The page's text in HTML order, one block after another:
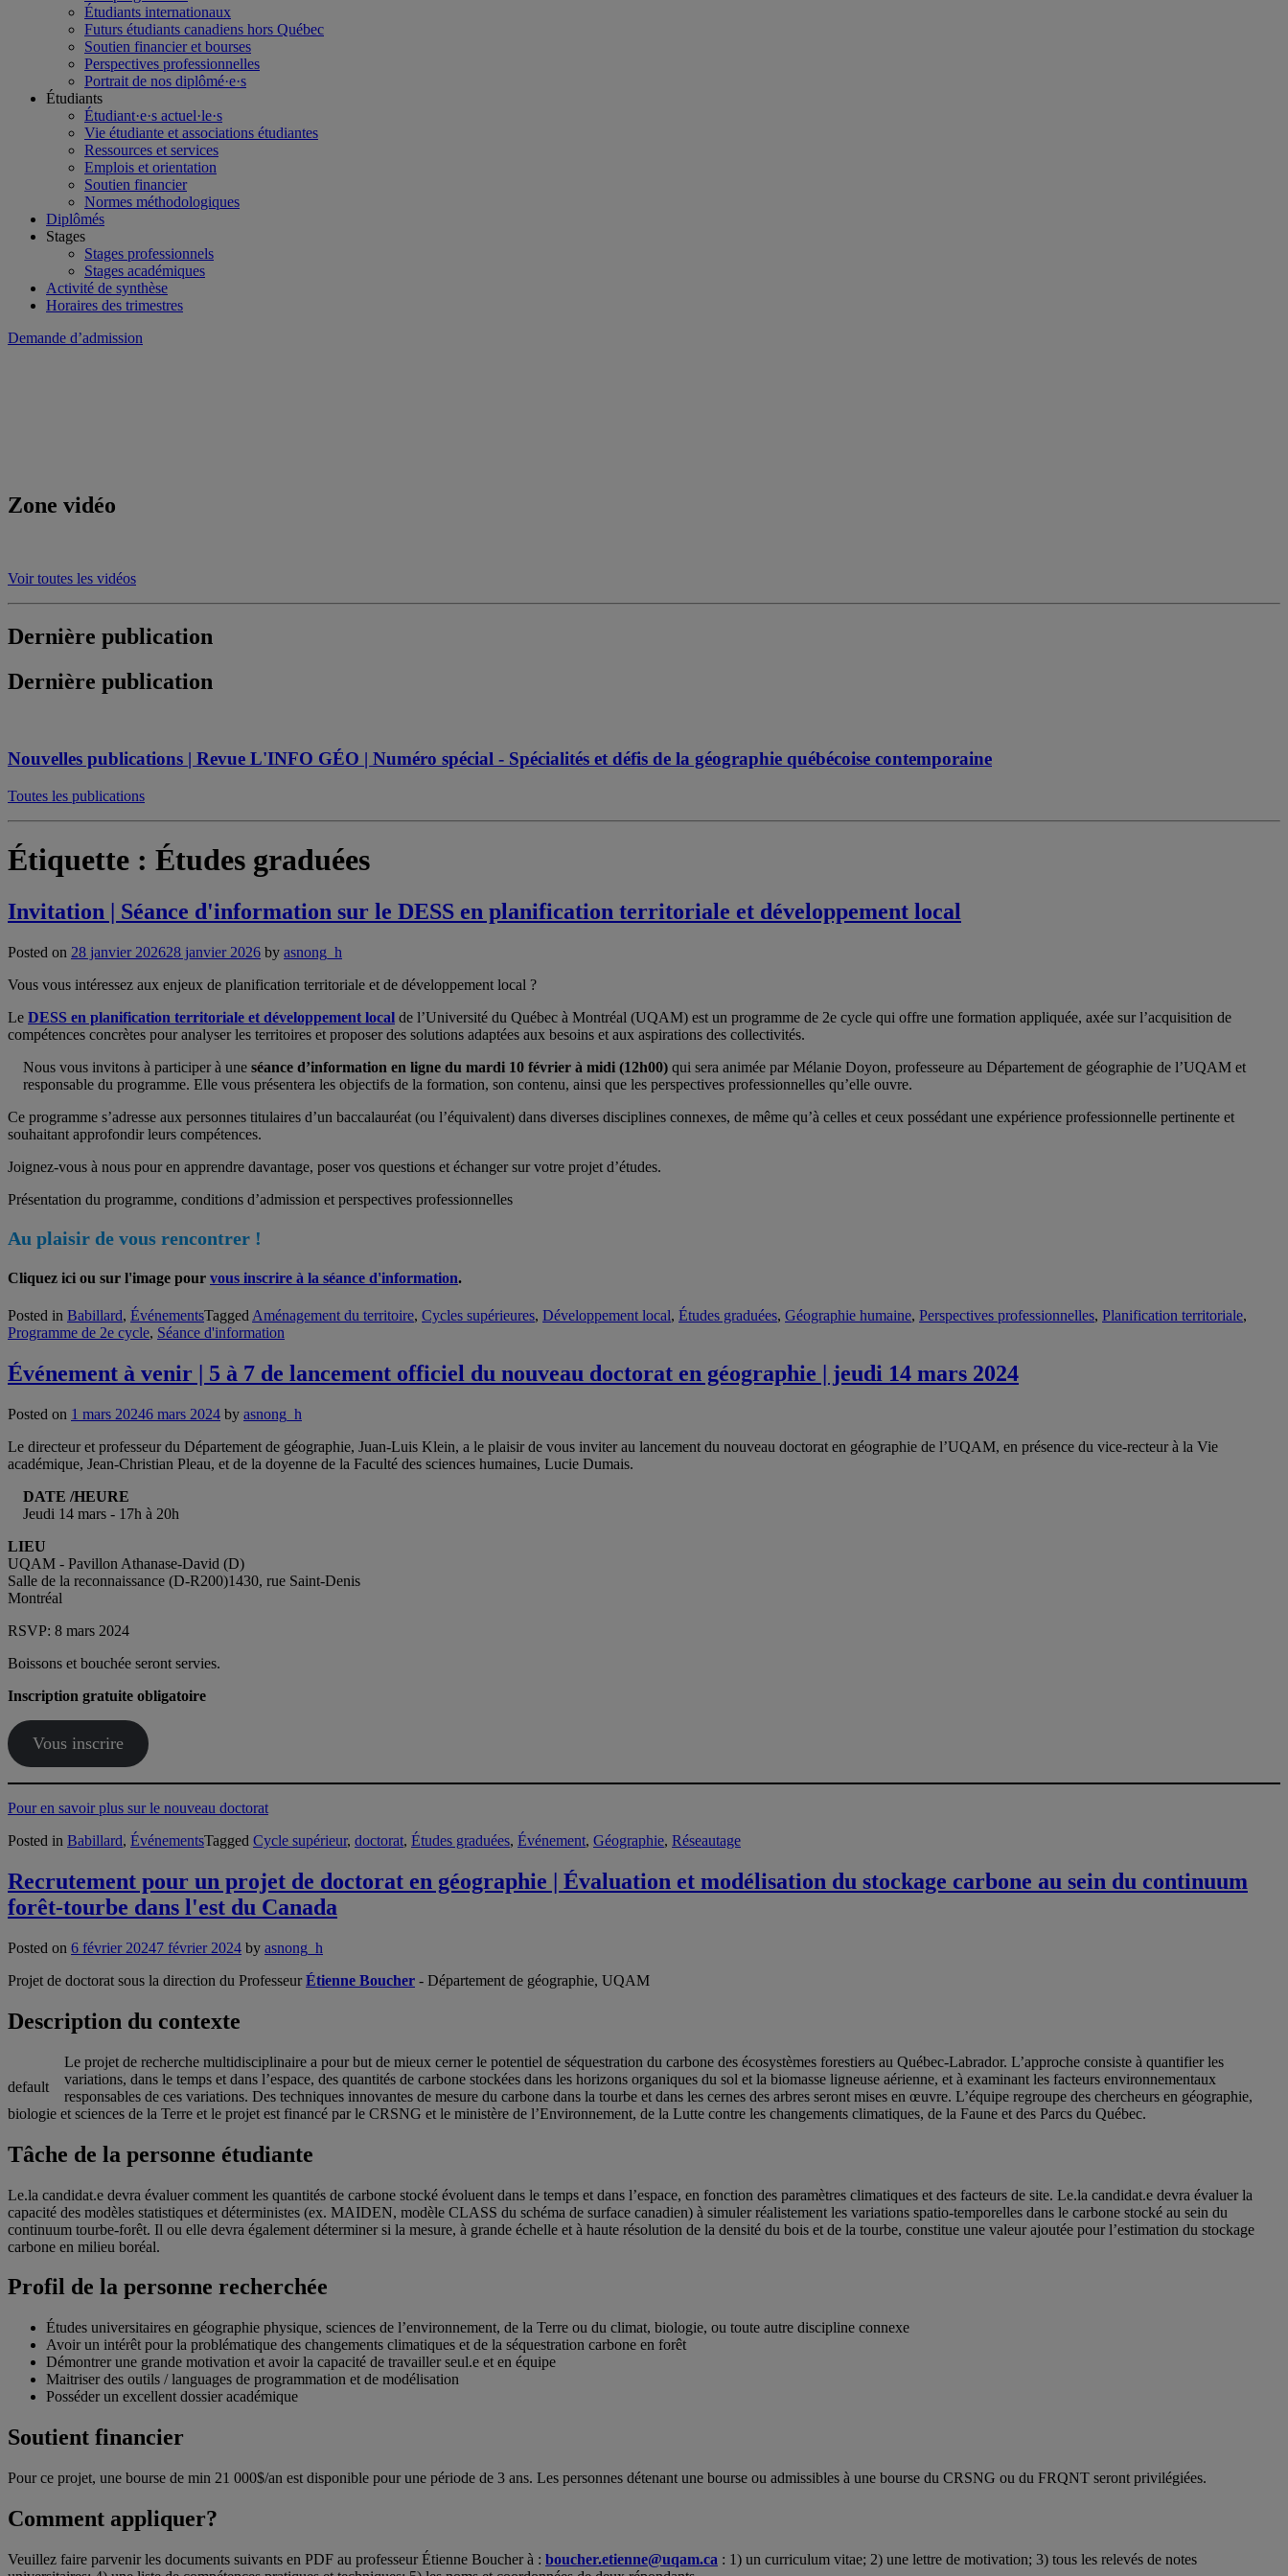
Étudiants internationaux
Futurs étudiants canadiens hors Québec
Soutien financier et bourses
Perspectives professionnelles
Portrait de nos diplômé·e·s
Étudiants
Étudiant·e·s actuel·le·s
Vie étudiante et associations étudiantes
Ressources et services
Emplois et orientation
Soutien financier
Normes méthodologiques
Diplômés
Stages
Stages professionnels
Stages académiques
Activité de synthèse
Horaires des trimestres
Demande d’admission
Zone vidéo
Voir toutes les vidéos
Dernière publication
Dernière publication
Nouvelles publications | Revue L'INFO GÉO | Numéro spécial - Spécialités et défis de la géographie québécoise contemporaine
Toutes les publications
Étiquette : Études graduées
Invitation | Séance d'information sur le DESS en planification territoriale et développement local
Posted on 28 janvier 202628 janvier 2026 by asnong_h
Vous vous intéressez aux enjeux de planification territoriale et de développement local ?
Le DESS en planification territoriale et développement local de l’Université du Québec à Montréal (UQAM) est un programme de 2e cycle qui offre une formation appliquée, axée sur l’acquisition de
compétences concrètes pour analyser les territoires et proposer des solutions adaptées aux besoins et aux aspirations des collectivités.
Nous vous invitons à participer à une séance d’information en ligne du mardi 10 février à midi (12h00) qui sera animée par Mélanie Doyon, professeure au Département de géographie de l’UQAM et
responsable du programme. Elle vous présentera les objectifs de la formation, son contenu, ainsi que les perspectives professionnelles qu’elle ouvre.
Ce programme s’adresse aux personnes titulaires d’un baccalauréat (ou l’équivalent) dans diverses disciplines connexes, de même qu’à celles et ceux possédant une expérience professionnelle pertinente et
souhaitant approfondir leurs compétences.
Joignez-vous à nous pour en apprendre davantage, poser vos questions et échanger sur votre projet d’études.
Présentation du programme, conditions d’admission et perspectives professionnelles
Au plaisir de vous rencontrer !
Cliquez ici ou sur l'image pour vous inscrire à la séance d'information.
Posted in Babillard, ÉvénementsTagged Aménagement du territoire, Cycles supérieures, Développement local, Études graduées, Géographie humaine, Perspectives professionnelles, Planification territoriale,
Programme de 2e cycle, Séance d'information
Événement à venir | 5 à 7 de lancement officiel du nouveau doctorat en géographie | jeudi 14 mars 2024
Posted on 1 mars 20246 mars 2024 by asnong_h
Le directeur et professeur du Département de géographie, Juan-Luis Klein, a le plaisir de vous inviter au lancement du nouveau doctorat en géographie de l’UQAM, en présence du vice-recteur à la Vie
académique, Jean-Christian Pleau, et de la doyenne de la Faculté des sciences humaines, Lucie Dumais.
DATE /HEURE
Jeudi 14 mars - 17h à 20h
LIEU
UQAM - Pavillon Athanase-David (D)
Salle de la reconnaissance (D-R200)1430, rue Saint-Denis
Montréal
RSVP: 8 mars 2024
Boissons et bouchée seront servies.
Inscription gratuite obligatoire
Vous inscrire
Pour en savoir plus sur le nouveau doctorat
Posted in Babillard, ÉvénementsTagged Cycle supérieur, doctorat, Études graduées, Événement, Géographie, Réseautage
Recrutement pour un projet de doctorat en géographie | Évaluation et modélisation du stockage carbone au sein du continuum
forêt-tourbe dans l'est du Canada
Posted on 6 février 20247 février 2024 by asnong_h
Projet de doctorat sous la direction du ProfesseurÉtienne Boucher - Département de géographie, UQAM
Description du contexte
default
Le projet de recherche multidisciplinaire a pour but de mieux cerner le potentiel de séquestration du carbone des écosystèmes forestiers au Québec-Labrador. L’approche consiste à quantifier les
variations, dans le temps et dans l’espace, des quantités de carbone stockées dans les horizons organiques du sol et la biomasse ligneuse aérienne, et à examinant les facteurs environnementaux
responsables de ces variations. Des techniques innovantes de mesure du carbone dans la tourbe et dans les cernes des arbres seront mises en œuvre. L’équipe regroupe des chercheurs en géographie,
biologie et sciences de la Terre et le projet est financé par le CRSNG et le ministère de l’Environnement, de la Lutte contre les changements climatiques, de la Faune et des Parcs du Québec.
Tâche de la personne étudiante
Le.la candidat.e devra évaluer comment les quantités de carbone stocké évoluent dans le temps et dans l’espace, en fonction des paramètres climatiques et des facteurs de site. Le.la candidat.e devra évaluer la
capacité des modèles statistiques et déterministes (ex. MAIDEN, modèle CLASS du schéma de surface canadien) à simuler réalistement les variations spatio-temporelles dans le carbone stocké au sein du
continuum tourbe-forêt. Il ou elle devra également déterminer si la mesure, à grande échelle et à haute résolution de la densité du bois et de la tourbe, constitue une valeur ajoutée pour l’estimation du stockage
carbone en milieu boréal.
Profil de la personne recherchée
Études universitaires en géographie physique, sciences de l’environnement, de la Terre ou du climat, biologie, ou toute autre discipline connexe
Avoir un intérêt pour la problématique des changements climatiques et de la séquestration carbone en forêt
Démontrer une grande motivation et avoir la capacité de travailler seul.e et en équipe
Maitriser des outils / languages de programmation et de modélisation
Posséder un excellent dossier académique
Soutient financier
Pour ce projet, une bourse de min 21 000$/an est disponible pour une période de 3 ans. Les personnes détenant une bourse ou admissibles à une bourse du CRSNG ou du FRQNT seront privilégiées.
Comment appliquer?
Veuillez faire parvenir les documents suivants en PDF au professeur Étienne Boucher à : boucher.etienne@uqam.ca : 1) un curriculum vitae; 2) une lettre de motivation; 3) tous les relevés de notes